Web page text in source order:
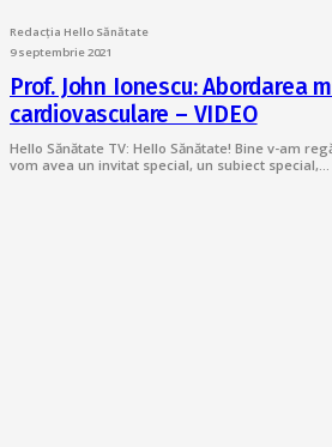
Redacția Hello Sănătate
9 septembrie 2021
Prof. John Ionescu: Abordarea
cardiovasculare – VIDEO
Hello Sănătate TV: Hello Sănătate! Bine v-am
vom avea un invitat special, un subiect special,…